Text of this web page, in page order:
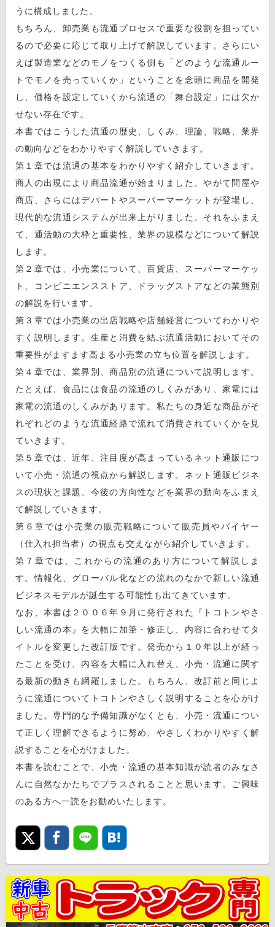
うに構成しました。
もちろん、卸売業も流通プロセスで重要な役割を担ってい
るので必要に応じて取り上げて解説しています。さらにい
えば製造業などのモノをつくる側も「どのような流通ルー
トでモノを売っていくか」ということを念頭に商品を開発
し、価格を設定していくから流通の「舞台設定」には欠か
せない存在です。
本書ではこうした流通の歴史、しくみ、理論、戦略、業界
の動向などをわかりやすく解説していきます。
第１章では流通の基本をわかりやすく紹介していきます。
商人の出現により商品流通が始まりました。やがて問屋や
商店、さらにはデパートやスーパーマーケットが登場し、
現代的な流通システムが出来上がりました。それをふまえ
て、通活動の大枠と重要性、業界の規模などについて解説
します。
第２章では、小売業について、百貨店、スーパーマーケッ
ト、コンビニエンスストア、ドラッグストアなどの業態別
の解説を行います。
第３章では小売業の出店戦略や店舗経営についてわかりや
すく説明します。生産と消費を結ぶ流通活動においてその
重要性がますます高まる小売業の立ち位置を解説します。
第４章では、業界別、商品別の流通について説明します。
たとえば、食品には食品の流通のしくみがあり、家電には
家電の流通のしくみがあります。私たちの身近な商品がそ
れぞれどのような流通経路で流れて消費されていくかを見
ていきます。
第５章では、近年、注目度が高まっているネット通販につ
いて小売・流通の視点から解説します。ネット通販ビジネ
スの現状と課題、今後の方向性などを業界の動向をふまえ
て解説していきます。
第６章では小売業の販売戦略について販売員やバイヤー
（仕入れ担当者）の視点も交えながら紹介していきます。
第７章では、これからの流通のあり方について解説しま
す。情報化、グローバル化などの流れのなかで新しい流通
ビジネスモデルが誕生する可能性も出てきています。
なお、本書は２００６年９月に発行された『トコトンやさ
しい流通の本』を大幅に加筆・修正し、内容に合わせてタ
イトルを変更した改訂版です。発売から１０年以上が経っ
たことを受け、内容を大幅に入れ替え、小売・流通に関す
る最新の動きも網羅しました。もちろん、改訂前と同じよ
うに流通についてトコトンやさしく説明することを心がけ
ました。専門的な予備知識がなくとも、小売・流通につい
て正しく理解できるように努め、やさしくわかりやすく解
説することを心がけました。
本書を読むことで、小売・流通の基本知識が読者のみなさ
んに自然なかたちでプラスされることと思います。ご興味
のある方へ一読をお勧めいたします。